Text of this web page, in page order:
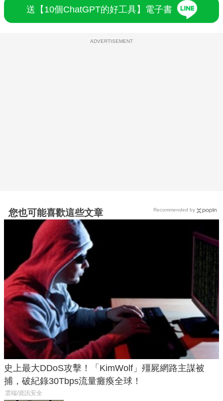
送【10個ChatGPT的好工具】電子書
ADVERTISEMENT
您也可能喜歡這些文章
史上最大DDoS攻擊！「KimWolf」殭屍網路主謀被
捕，破紀錄30Tbps流量癱瘓全球！
雲端/資訊安全
Recommended by